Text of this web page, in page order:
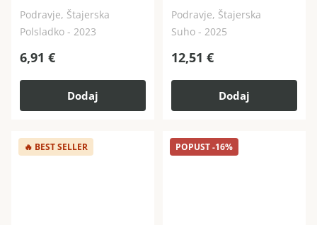
Podravje, Štajerska
Polsladko - 2023
6,91 €
Dodaj
Podravje, Štajerska
Suho - 2025
12,51 €
Dodaj
🔥 BEST SELLER POPUST -16%